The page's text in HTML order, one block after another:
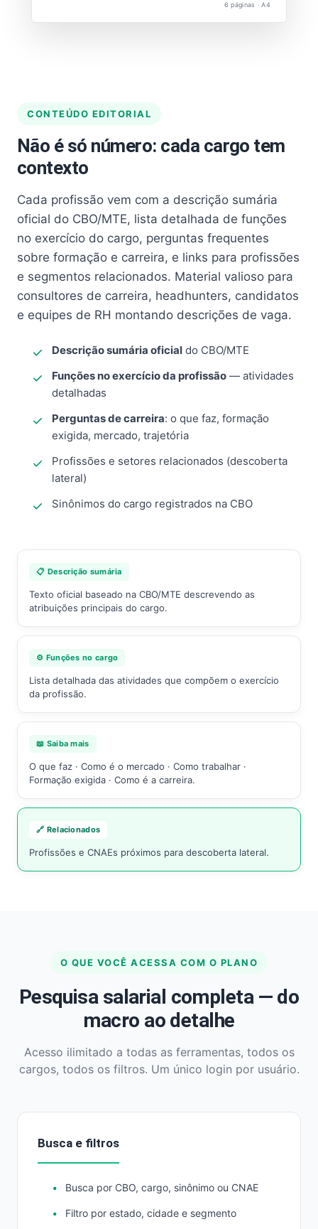
6 páginas · A4
CONTEÚDO EDITORIAL
Não é só número: cada cargo tem
contexto
Cada profissão vem com a descrição sumária
oficial do CBO/MTE, lista detalhada de funções
no exercício do cargo, perguntas frequentes
sobre formação e carreira, e links para profissões
e segmentos relacionados. Material valioso para
consultores de carreira, headhunters, candidatos
e equipes de RH montando descrições de vaga.
Descrição sumária oficial do CBO/MTE
Funções no exercício da profissão — atividades
detalhadas
Perguntas de carreira: o que faz, formação
exigida, mercado, trajetória
Profissões e setores relacionados (descoberta
lateral)
Sinônimos do cargo registrados na CBO
📋 Descrição sumária
Texto oficial baseado na CBO/MTE descrevendo as
atribuições principais do cargo.
⚙️ Funções no cargo
Lista detalhada das atividades que compõem o exercício
da profissão.
📖 Saiba mais
O que faz · Como é o mercado · Como trabalhar ·
Formação exigida · Como é a carreira.
🔗 Relacionados
Profissões e CNAEs próximos para descoberta lateral.
O QUE VOCÊ ACESSA COM O PLANO
Pesquisa salarial completa — do
macro ao detalhe
Acesso ilimitado a todas as ferramentas, todos os
cargos, todos os filtros. Um único login por usuário.
Busca e filtros
Busca por CBO, cargo, sinônimo ou CNAE
Filtro por estado, cidade e segmento